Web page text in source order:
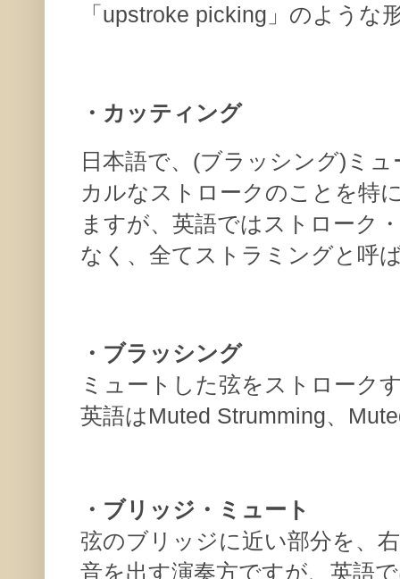
「upstroke picking」のような
・カッティング
日本語で、(ブラッシング)ミ
カルなストロークのことを特
ますが、英語ではストローク
なく、全てストラミングと呼
・ブラッシング
ミュートした弦をストローク
英語はMuted Strumming、
・ブリッジ・ミュート
弦のブリッジに近い部分を、
音を出す演奏方ですが、英語